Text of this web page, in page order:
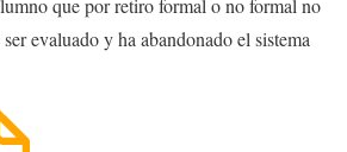
que por retiro formal o no formal no
evaluado y ha abandonado el sistema